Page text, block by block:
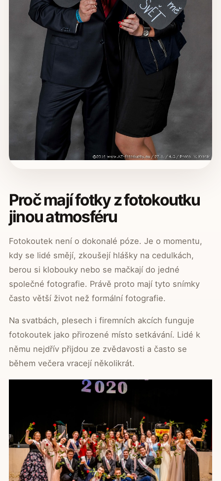
Proč mají fotky z fotokoutku
jinou atmosféru
Fotokoutek není o dokonalé póze. Je o momentu,
kdy se lidé smějí, zkoušejí hlášky na cedulkách,
berou si klobouky nebo se mačkají do jedné
společné fotografie. Právě proto mají tyto snímky
často větší život než formální fotografie.
Na svatbách, plesech i firemních akcích funguje
fotokoutek jako přirozené místo setkávání. Lidé k
němu nejdřív přijdou ze zvědavosti a často se
během večera vracejí několikrát.